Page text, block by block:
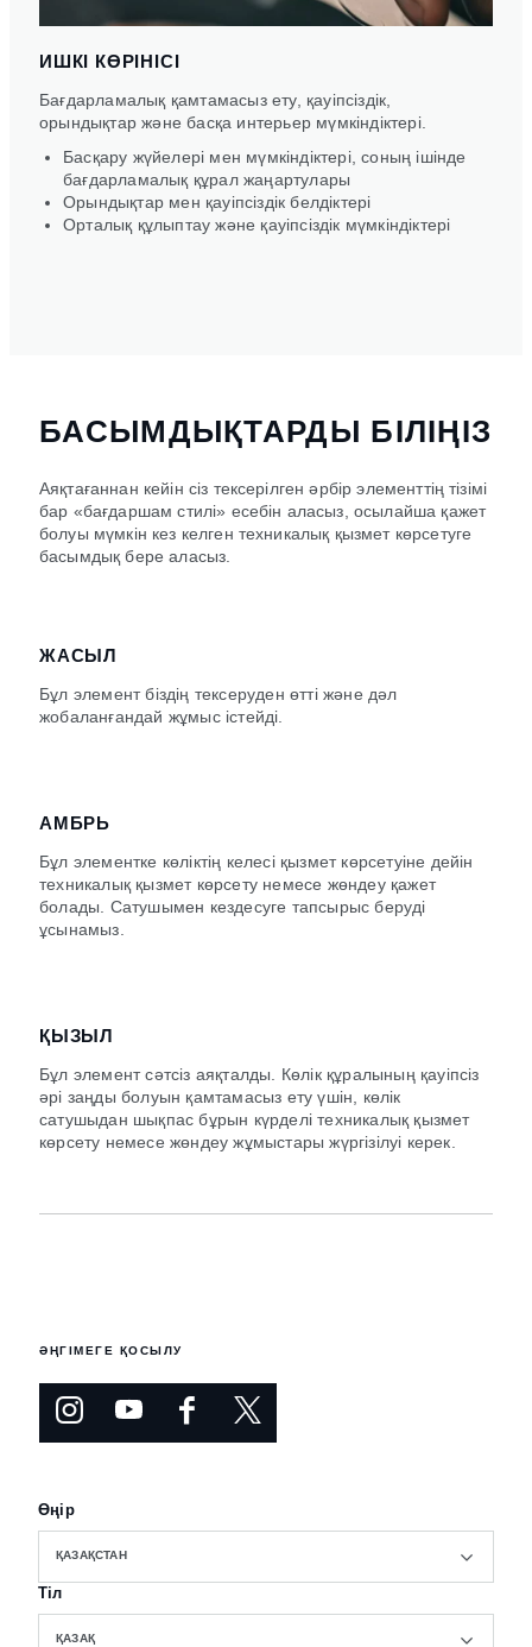
ИШКІ КӨРІНІСІ
Бағдарламалық қамтамасыз ету, қауіпсіздік,
орындықтар және басқа интерьер мүмкіндіктері.
Басқару жүйелері мен мүмкіндіктері, соның ішінде
бағдарламалық құрал жаңартулары
Орындықтар мен қауіпсіздік белдіктері
Орталық құлыптау және қауіпсіздік мүмкіндіктері
БАСЫМДЫҚТАРДЫ БІЛІҢІЗ
Аяқтағаннан кейін сіз тексерілген әрбір элементтің тізімі
бар «бағдаршам стилі» есебін аласыз, осылайша қажет
болуы мүмкін кез келген техникалық қызмет көрсетуге
басымдық бере аласыз.
ЖАСЫЛ
Бұл элемент біздің тексеруден өтті және дәл
жобаланғандай жұмыс істейді.
АМБРЬ
Бұл элементке көліктің келесі қызмет көрсетуіне дейін
техникалық қызмет көрсету немесе жөндеу қажет
болады. Сатушымен кездесуге тапсырыс беруді
ұсынамыз.
ҚЫЗЫЛ
Бұл элемент сәтсіз аяқталды. Көлік құралының қауіпсіз
әрі заңды болуын қамтамасыз ету үшін, көлік
сатушыдан шықпас бұрын күрделі техникалық қызмет
көрсету немесе жөндеу жұмыстары жүргізілуі керек.
ӘҢГІМЕГЕ ҚОСЫЛУ
Өңір
ҚАЗАҚСТАН
Тіл
ҚАЗАҚ